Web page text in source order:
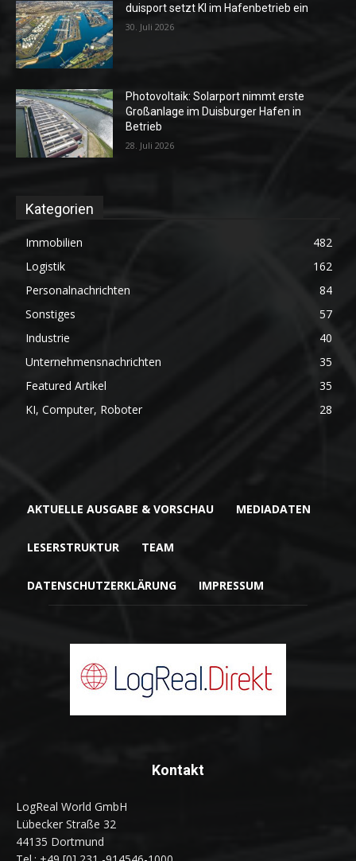
duisport setzt KI im Hafenbetrieb ein
30. Juli 2026
Photovoltaik: Solarport nimmt erste
Großanlage im Duisburger Hafen in
Betrieb
28. Juli 2026
Kategorien
Immobilien
482
Logistik
162
Personalnachrichten
84
Sonstiges
57
Industrie
40
Unternehmensnachrichten
35
Featured Artikel
35
KI, Computer, Roboter
28
AKTUELLE AUSGABE & VORSCHAU MEDIADATEN
LESERSTRUKTUR TEAM
DATENSCHUTZERKLÄRUNG IMPRESSUM
Kontakt
LogReal World GmbH
Lübecker Straße 32
44135 Dortmund